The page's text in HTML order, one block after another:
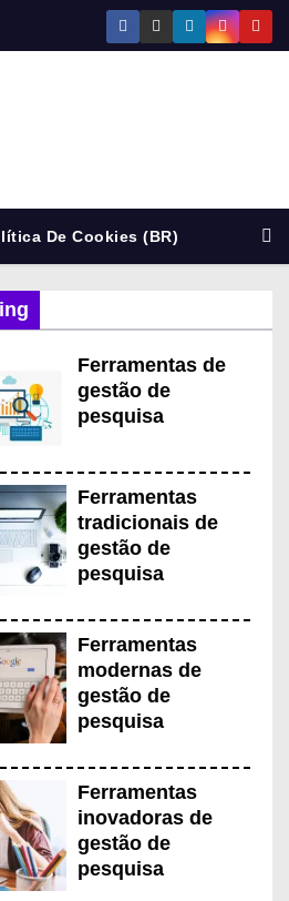
De Cookies (BR)
grátis
Ferramentas de
gestão de
pesquisa
Ferramentas
tradicionais de
gestão de
pesquisa
Ferramentas
modernas de
gestão de
pesquisa
Ferramentas
inovadoras de
gestão de
pesquisa